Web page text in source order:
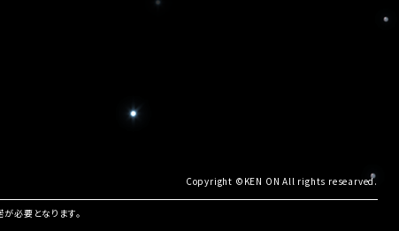
Copyright ©KEN ON All rights researved.
必要となります。